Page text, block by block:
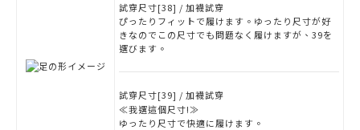
試穿尺寸[38] / 加襪試穿
ぴったりフィットで履けます。ゆったり尺寸が好
きなのでこの尺寸でも問題なく履けますが、39を
選びます。
試穿尺寸[39] / 加襪試穿
≪我選這個尺寸!≫
ゆったり尺寸で快適に履けます。